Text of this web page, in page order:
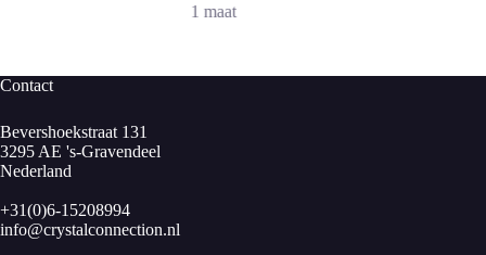
1 maat
Contact
Bevershoekstraat 131
3295 AE 's-Gravendeel
Nederland
+31(0)6-15208994
info@crystalconnection.nl